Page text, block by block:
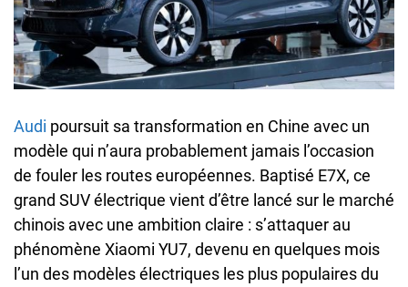
Audi poursuit sa transformation en Chine avec un
modèle qui n’aura probablement jamais l’occasion
de fouler les routes européennes. Baptisé E7X, ce
grand SUV électrique vient d’être lancé sur le marché
chinois avec une ambition claire : s’attaquer au
phénomène Xiaomi YU7, devenu en quelques mois
l’un des modèles électriques les plus populaires du